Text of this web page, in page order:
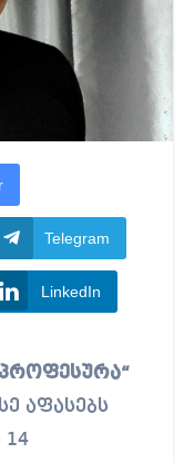
Telegram
LinkedIn
აფასებს
14